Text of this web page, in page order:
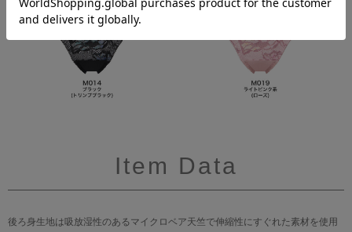
Item Data
後ろ身生地は吸放湿性のあるマイクロベア天竺で伸縮性にすぐれた素材を使用